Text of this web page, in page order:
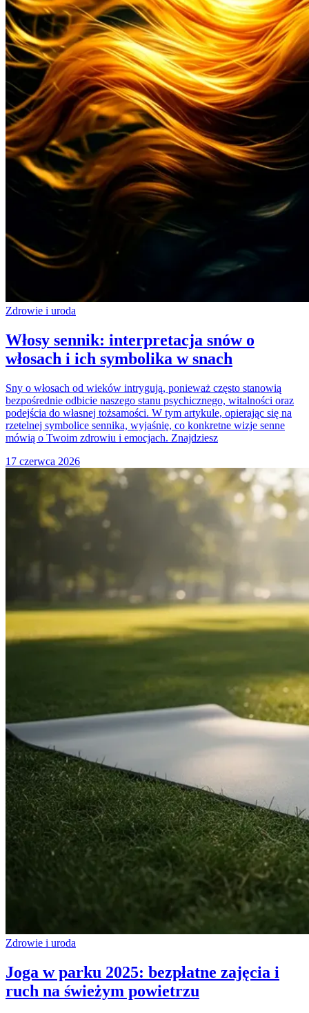
Zdrowie i uroda
Włosy sennik: interpretacja snów o
włosach i ich symbolika w snach
Sny o włosach od wieków intrygują, ponieważ często stanowią
bezpośrednie odbicie naszego stanu psychicznego, witalności oraz
podejścia do własnej tożsamości. W tym artykule, opierając się na
rzetelnej symbolice sennika, wyjaśnię, co konkretne wizje senne
mówią o Twoim zdrowiu i emocjach. Znajdziesz
17 czerwca 2026
Zdrowie i uroda
Joga w parku 2025: bezpłatne zajęcia i
ruch na świeżym powietrzu